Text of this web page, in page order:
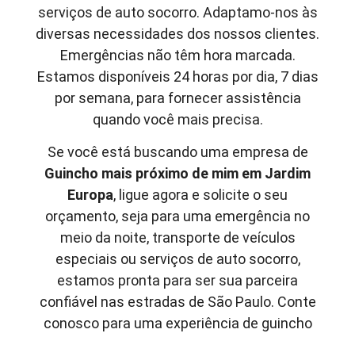
serviços de auto socorro. Adaptamo-nos às
diversas necessidades dos nossos clientes.
Emergências não têm hora marcada.
Estamos disponíveis 24 horas por dia, 7 dias
por semana, para fornecer assistência
quando você mais precisa.
Se você está buscando uma empresa de
Guincho mais próximo de mim em Jardim
Europa, ligue agora e solicite o seu
orçamento, seja para uma emergência no
meio da noite, transporte de veículos
especiais ou serviços de auto socorro,
estamos pronta para ser sua parceira
confiável nas estradas de São Paulo. Conte
conosco para uma experiência de guincho